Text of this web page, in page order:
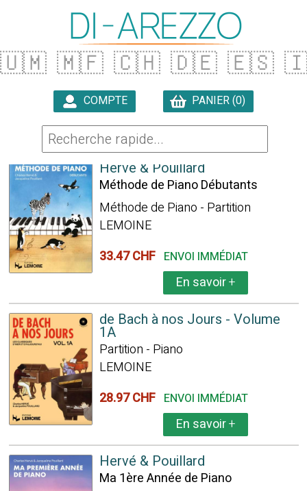
🇺🇲 🇲🇫 🇨🇭 🇩🇪 🇪🇸
COMPTE PANIER (0)
23927 ARTICLES TROUVÉS
Hervé & Pouillard
Méthode de Piano Débutants
Méthode de Piano - Partition
LEMOINE
33.47 CHF ENVOI IMMÉDIAT
En savoir+
de Bach à nos Jours - Volume
1A
Partition - Piano
LEMOINE
28.97 CHF ENVOI IMMÉDIAT
En savoir+
Hervé & Pouillard
Ma 1ère Année de Piano